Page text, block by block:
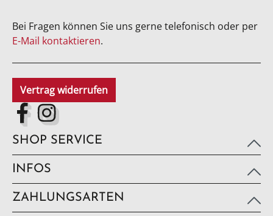
Bei Fragen können Sie uns gerne telefonisch oder per
E-Mail kontaktieren.
Vertrag widerrufen
SHOP SERVICE
INFOS
ZAHLUNGSARTEN